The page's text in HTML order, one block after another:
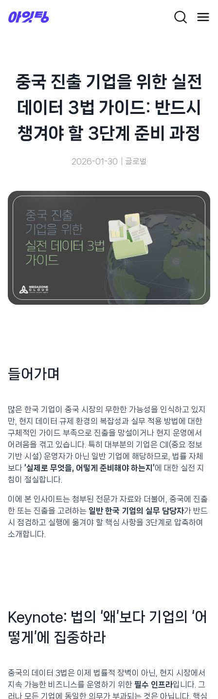
중국 진출 기업을 위한 실전
데이터 3법 가이드: 반드시
챙겨야 할 3단계 준비 과정
2026-01-30 글로벌
들어가며
많은 한국 기업이 중국 시장의 무한한 가능성을 인식하고 있지
만, 현지 데이터 규제 환경의 복잡성과 실무 적용 방법에 대한
구체적인 가이드 부족으로 진출을 망설이거나 현지 운영에서
어려움을 겪고 있습니다. 특히 대부분의 기업은 CII(중요 정보
기반 시설) 운영자가 아닌 일반 기업에 해당하므로, 법률 자체
보다 ‘실제로 무엇을, 어떻게 준비해야 하는지’에 대한 실전 지
침이 절실합니다.
이에 본 인사이트는 첨부된 전문가 자료와 더불어, 중국에 진출
한 또는 진출을 고려하는 일반 한국 기업의 실무 담당자가 반드
시 점검하고 실행에 옮겨야 할 핵심 사항을 3단계로 압축하여
소개합니다.
Keynote: 법의 ‘왜’보다 기업의 ‘어
떻게’에 집중하라
중국의 데이터 3법은 이제 법률적 장벽이 아닌, 현지 시장에서
지속 가능한 비즈니스를 운영하기 위한 필수 인프라입니다. 그
러나 모든 기업에 동일한 의무가 부과되는 것은 아닙니다. 핵심